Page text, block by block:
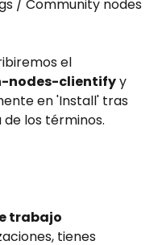
el
nodes-clientify y
en 'Install' tras
los términos.
trabajo
tienes